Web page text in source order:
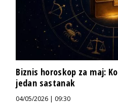
Biznis horoskop za maj:
jedan sastanak
04/05/2026 | 09:30